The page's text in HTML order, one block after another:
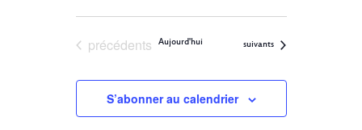
Évènements
précédents Aujourd'hui Évènements
suivants
S’abonner au calendrier